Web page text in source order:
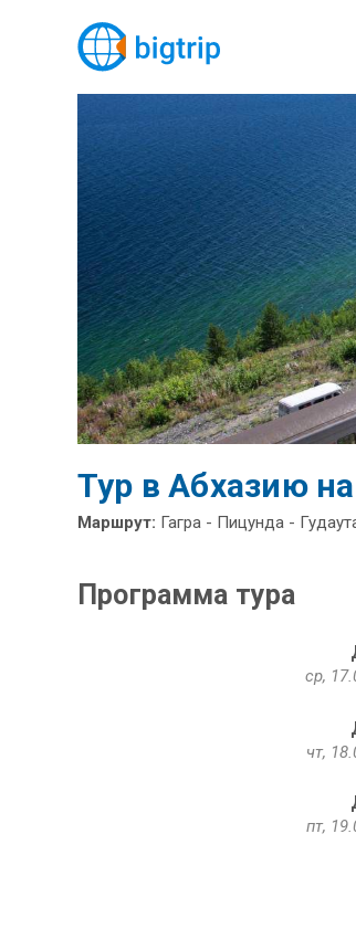
Тур в Абхазию
Маршрут: Гагра - Пицунда -
Программа тура
ср,
чт,
пт,